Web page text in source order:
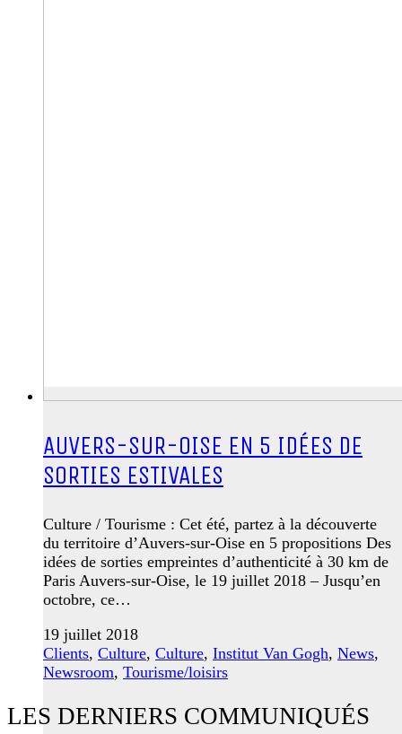
AUVERS-SUR-OISE EN 5 IDÉES DE
SORTIES ESTIVALES
Culture / Tourisme : Cet été, partez à la découverte
du territoire d’Auvers-sur-Oise en 5 propositions Des
idées de sorties empreintes d’authenticité à 30 km de
Paris Auvers-sur-Oise, le 19 juillet 2018 – Jusqu’en
octobre, ce…
19 juillet 2018
Clients, Culture, Culture, Institut Van Gogh, News,
Newsroom, Tourisme/loisirs
LES DERNIERS COMMUNIQUÉS